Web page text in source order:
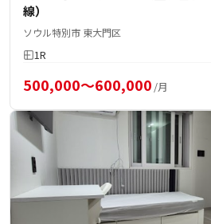
線）
ソウル特別市 東大門区
1R
500,000～600,000 /月